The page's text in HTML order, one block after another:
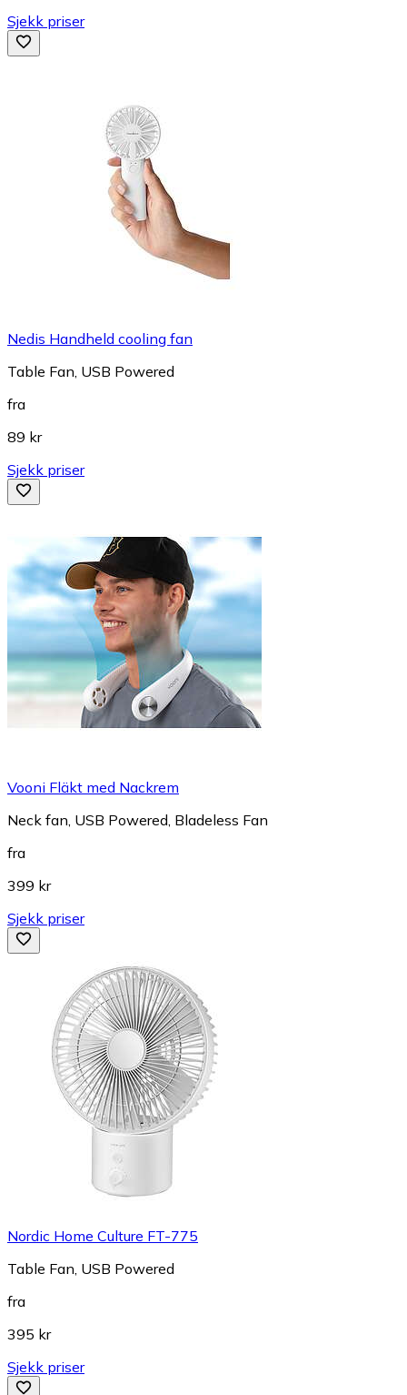
Sjekk priser
Nedis Handheld cooling fan
Table Fan, USB Powered
fra
89 kr
Sjekk priser
Vooni Fläkt med Nackrem
Neck fan, USB Powered, Bladeless Fan
fra
399 kr
Sjekk priser
Nordic Home Culture FT-775
Table Fan, USB Powered
fra
395 kr
Sjekk priser